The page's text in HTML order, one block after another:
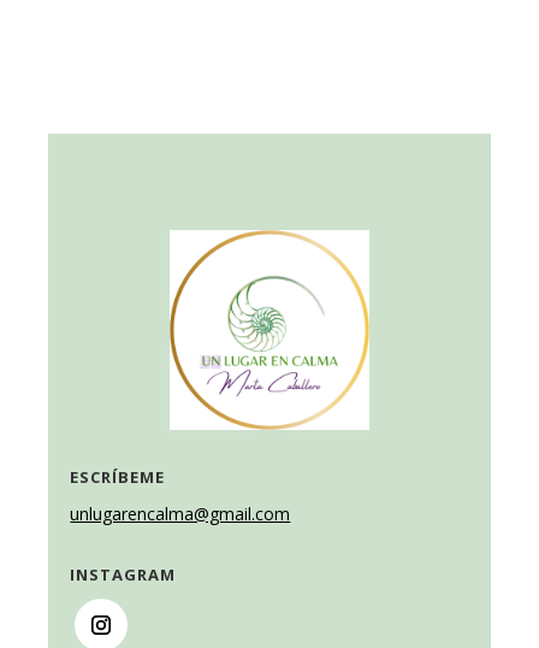
ESCRÍBEME
unlugarencalma@gmail.com
INSTAGRAM